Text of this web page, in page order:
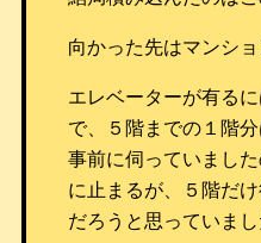
向かった先はマンショ
エレベーターが有る
で、５階までの１階
事前に伺っていまし
に止まるが、５階だ
だろうと思っていまし